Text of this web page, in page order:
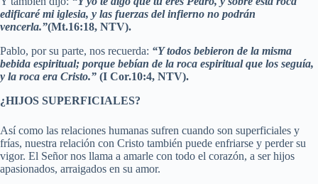
edificaré mi iglesia, y las fuerzas del infierno no podrán
vencerla.”(Mt.16:18, NTV).
Pablo, por su parte, nos recuerda: “Y todos bebieron de la misma
bebida espiritual; porque bebían de la roca espiritual que los seguía,
y la roca era Cristo.” (I Cor.10:4, NTV).
¿HIJOS SUPERFICIALES?
Así como las relaciones humanas sufren cuando son superficiales y
frías, nuestra relación con Cristo también puede enfriarse y perder su
vigor. El Señor nos llama a amarle con todo el corazón, a ser hijos
apasionados, arraigados en su amor.